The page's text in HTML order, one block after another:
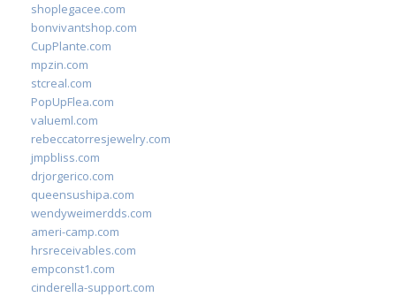
shoplegacee.com
bonvivantshop.com
CupPlante.com
mpzin.com
stcreal.com
PopUpFlea.com
valueml.com
rebeccatorresjewelry.com
jmpbliss.com
drjorgerico.com
queensushipa.com
wendyweimerdds.com
ameri-camp.com
hrsreceivables.com
empconst1.com
cinderella-support.com